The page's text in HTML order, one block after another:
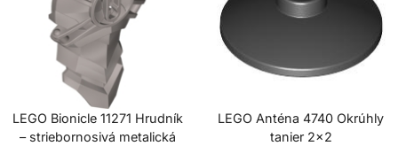
LEGO Bionicle 11271 Hrudník
– striebornosivá metalická
LEGO Anténa 4740 Okrúhly
tanier 2×2